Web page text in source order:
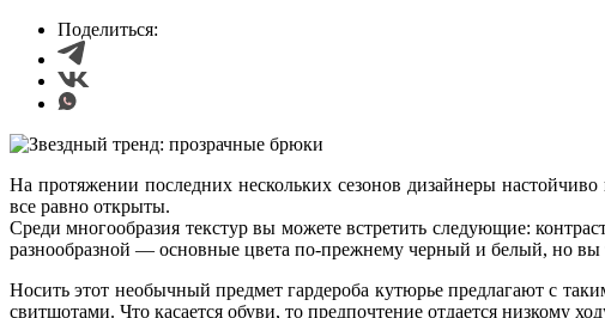
Поделиться:
На протяжении последних нескольких сезонов дизайнеры
все равно открыты.
Среди многообразия текстур вы можете встретить следующие:
разнообразной — основные цвета по-прежнему черный и белый, но вы
Носить этот необычный предмет гардероба кутюрье предлагают с
свитшотами. Что касается обуви, то предпочтение отдается низкому